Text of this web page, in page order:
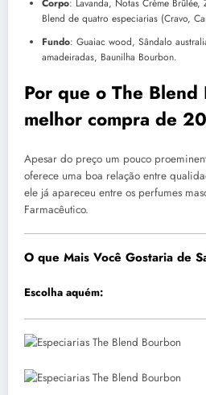
Corpo: Lavanda, Notas Crème
Blend de quatro especiarias (Cravo,
Fundo: Guaiac wood, Sândalo
amadeiradas, Baunilha Bourbon.
Por que o The Blend
melhor compra de
Apesar do preço um pouco
oferece uma boa relação entre
ele já apareceu entre os perfumes
Farmacêutico.
O que Mais Você Gostaria de
Escolha aquém: